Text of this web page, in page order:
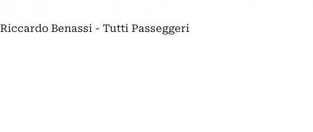
Riccardo Benassi - Tutti Passeggeri